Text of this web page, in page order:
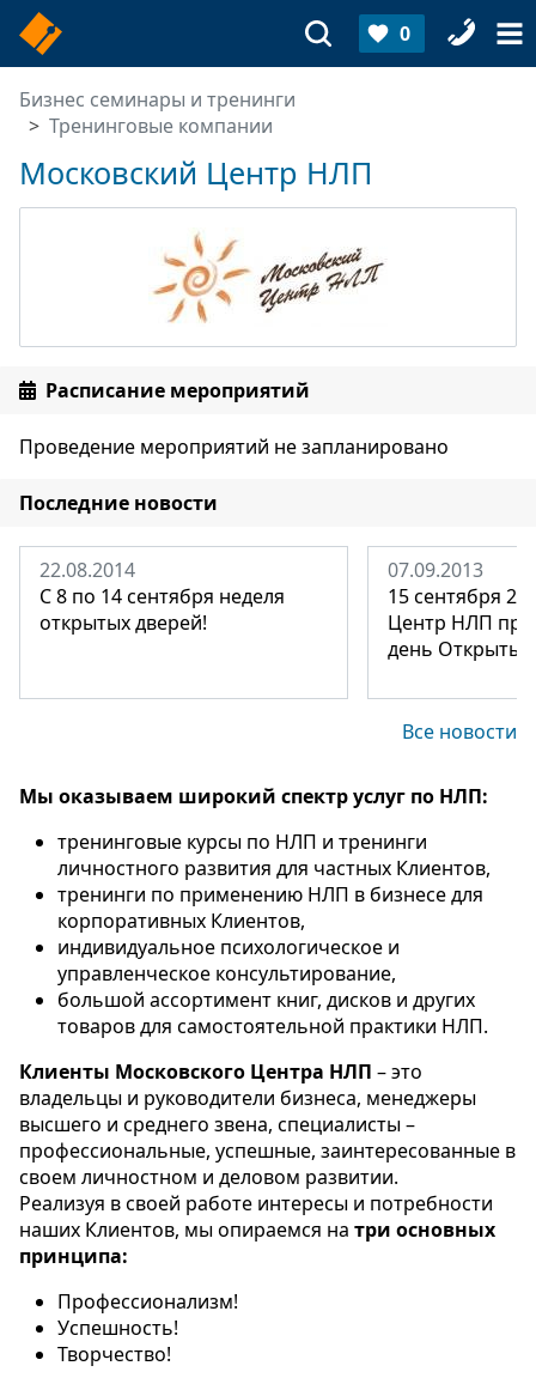
0
Бизнес семинары и тренинги
Тренинговые компании
Московский Центр НЛП
Расписание мероприятий
Проведение мероприятий не запланировано
Последние новости
22.08.2014
C 8 по 14 сентября неделя
открытых дверей!
07.09.2013
15 сентября
Центр НЛП
день
Все новости
Мы оказываем широкий спектр услуг по НЛП:
тренинговые курсы по НЛП и тренинги
личностного развития для частных Клиентов,
тренинги по применению НЛП в бизнесе для
корпоративных Клиентов,
индивидуальное психологическое и
управленческое консультирование,
большой ассортимент книг, дисков и других
товаров для самостоятельной практики НЛП.
Клиенты Московского Центра НЛП – это
владельцы и руководители бизнеса, менеджеры
высшего и среднего звена, специалисты –
профессиональные, успешные, заинтересованные в
своем личностном и деловом развитии.
Реализуя в своей работе интересы и потребности
наших Клиентов, мы опираемся на три основных
принципа:
Профессионализм!
Успешность!
Творчество!